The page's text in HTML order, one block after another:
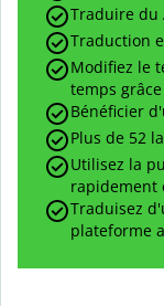
Traduire du
Traduction
Modifiez le
temps
Bénéficier
Plus de 52
Utilisez la
rapidement
Traduisez
plateforme